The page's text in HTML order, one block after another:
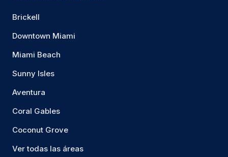
Brickell
Downtown Miami
Miami Beach
Sunny Isles
Aventura
Coral Gables
Coconut Grove
Ver todas las áreas